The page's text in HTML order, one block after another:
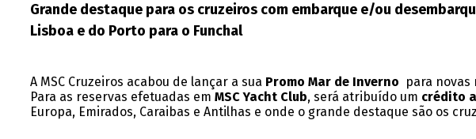
Grande destaque para os cruzeiros com embarque e/ou
Lisboa e do Porto para o Funchal
A MSC Cruzeiros acabou de lançar a sua Promo Mar de Inverno para novas
Para as reservas efetuadas em MSC Yacht Club, será atribuído um crédito
Europa, Emirados, Caraibas e Antilhas e onde o grande destaque são os